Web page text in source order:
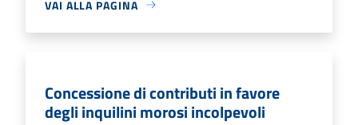
VAI ALLA PAGINA
Concessione di contributi in favore
degli inquilini morosi incolpevoli